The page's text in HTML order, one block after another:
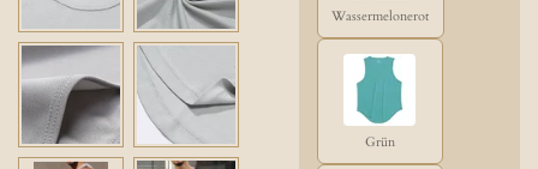
Wassermelonerot
Grün